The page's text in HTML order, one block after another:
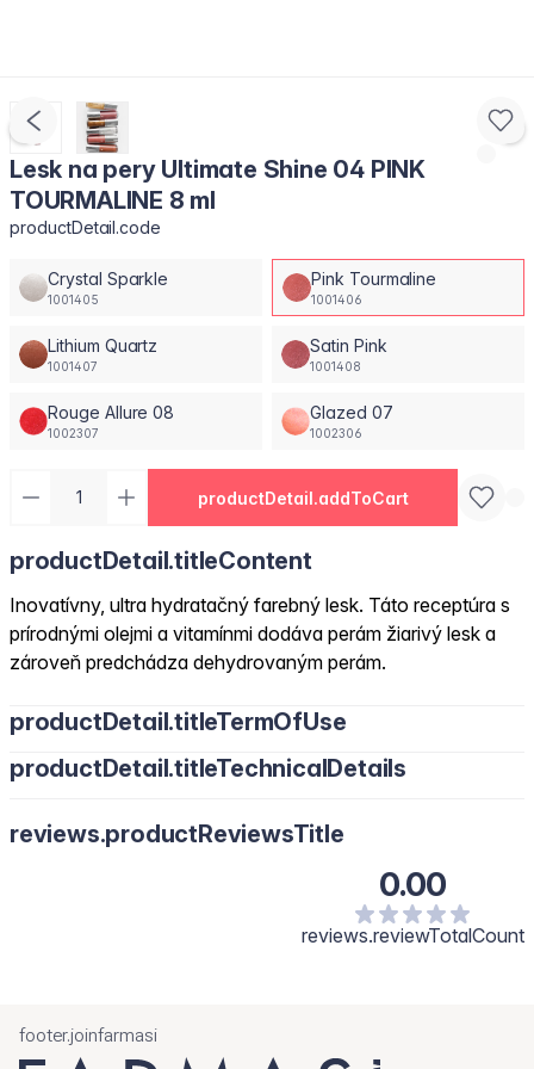
Lesk na pery Ultimate Shine 04 PINK
TOURMALINE 8 ml
productDetail.code
Crystal Sparkle
1001405
Pink Tourmaline
1001406
Lithium Quartz
1001407
Satin Pink
1001408
Rouge Allure 08
1002307
Glazed 07
1002306
productDetail.addToCart
productDetail.titleContent
Inovatívny, ultra hydratačný farebný lesk. Táto receptúra s
prírodnými olejmi a vitamínmi dodáva perám žiarivý lesk a
zároveň predchádza dehydrovaným perám.
productDetail.titleTermOfUse
productDetail.titleTechnicalDetails
reviews.productReviewsTitle
0.00
reviews.reviewTotalCount
footer.joinfarmasi